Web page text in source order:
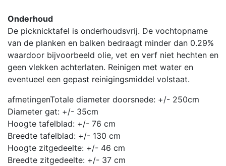
Onderhoud
De picknicktafel is onderhoudsvrij. De vochtopname
van de planken en balken bedraagt minder dan 0.29%
waardoor bijvoorbeeld olie, vet en verf niet hechten en
geen vlekken achterlaten. Reinigen met water en
eventueel een gepast reinigingsmiddel volstaat.
afmetingenTotale diameter doorsnede: +/- 250cm
Diameter gat: +/- 35cm
Hoogte tafelblad: +/- 76 cm
Breedte tafelblad: +/- 130 cm
Hoogte zitgedeelte: +/- 46 cm
Breedte zitgedeelte: +/- 37 cm